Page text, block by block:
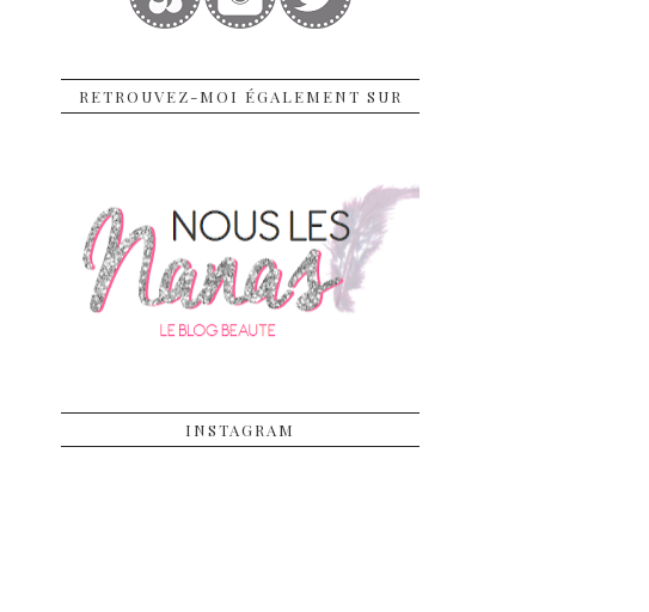
RETROUVEZ-MOI ÉGALEMENT SUR
INSTAGRAM